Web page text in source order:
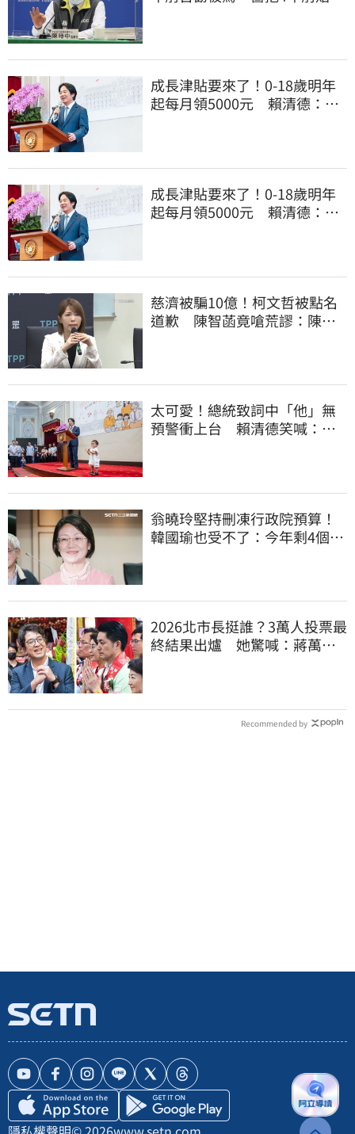
成長津貼要來了！0-18歲明年
起每月領5000元 賴清德：此
成長津貼要來了！0-18歲明年
起每月領5000元 賴清德：此
慈濟被騙10億！柯文哲被點名
道歉 陳智菡竟嗆荒謬：陳時
太可愛！總統致詞中「他」無
預警衝上台 賴清德笑喊：卸
翁曉玲堅持刪凍行政院預算！
韓國瑜也受不了：今年剩4個月
2026北市長挺誰？3萬人投票最
終結果出爐 她驚喊：蔣萬安
Recommended by